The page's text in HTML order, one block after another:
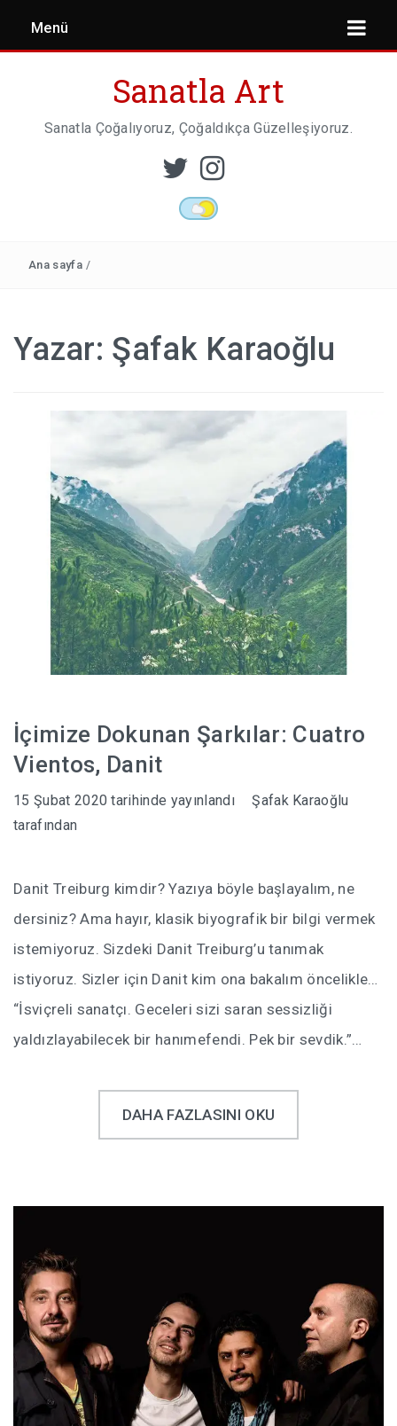
Menü
Sanatla Art
Sanatla Çoğalıyoruz, Çoğaldıkça Güzelleşiyoruz.
Ana sayfa /
Yazar: Şafak Karaoğlu
İçimize Dokunan Şarkılar: Cuatro
Vientos, Danit
15 Şubat 2020 tarihinde yayınlandı
Şafak Karaoğlu
tarafından
Danit Treiburg kimdir? Yazıya böyle başlayalım, ne
dersiniz? Ama hayır, klasik biyografik bir bilgi vermek
istemiyoruz. Sizdeki Danit Treiburg’u tanımak
istiyoruz. Sizler için Danit kim ona bakalım öncelikle…
“İsviçreli sanatçı. Geceleri sizi saran sessizliği
yaldızlayabilecek bir hanımefendi. Pek bir sevdik.”…
DAHA FAZLASINI OKU